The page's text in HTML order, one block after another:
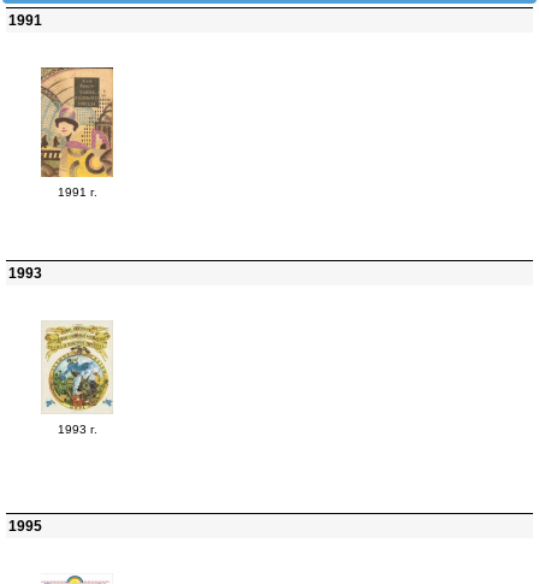
1991
1991 г.
1993
1993 г.
1995